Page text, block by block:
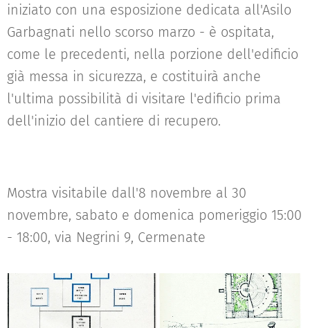
iniziato con una esposizione dedicata all'Asilo
Garbagnati nello scorso marzo - è ospitata,
come le precedenti, nella porzione dell'edificio
già messa in sicurezza, e costituirà anche
l'ultima possibilità di visitare l'edificio prima
dell'inizio del cantiere di recupero.
Mostra visitabile dall'8 novembre al 30
novembre, sabato e domenica pomeriggio 15:00
- 18:00, via Negrini 9, Cermenate